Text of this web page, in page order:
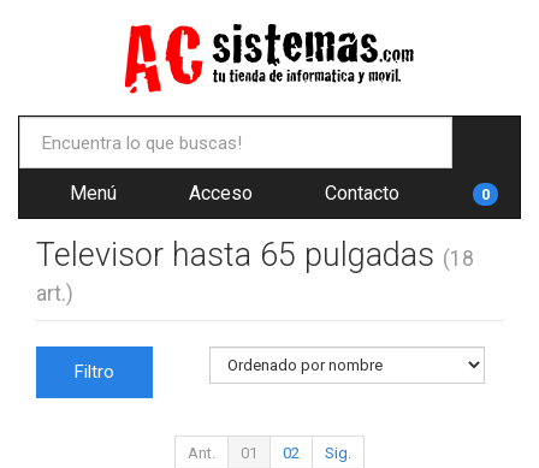
Menú Acceso Contacto 0
Televisor hasta 65 pulgadas (18
art.)
Filtro
Ant. 01 02 Sig.